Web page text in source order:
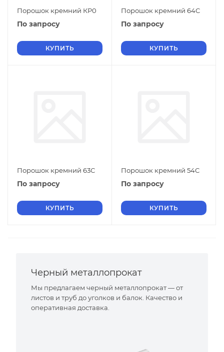
Порошок кремний КР0
По запросу
КУПИТЬ
Порошок кремний 64C
По запросу
КУПИТЬ
Порошок кремний 63C
По запросу
КУПИТЬ
Порошок кремний 54C
По запросу
КУПИТЬ
Черный металлопрокат
Мы предлагаем черный металлопрокат — от
листов и труб до уголков и балок. Качество и
оперативная доставка.